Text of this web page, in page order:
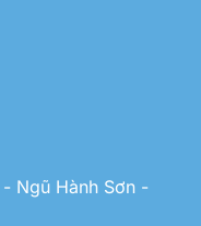
Ngũ Hành Sơn -